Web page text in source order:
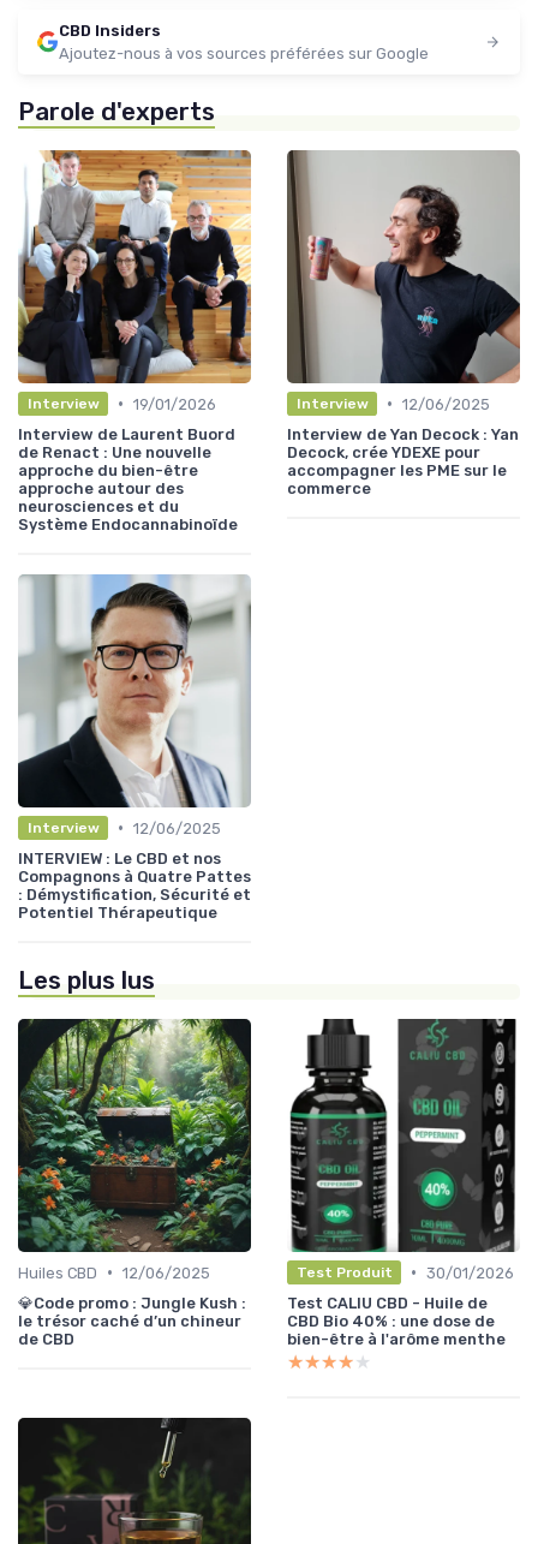
CBD Insiders
Ajoutez-nous à vos sources préférées sur Google
Parole d'experts
Interview • 19/01/2026
Interview de Laurent Buord
de Renact : Une nouvelle
approche du bien-être
approche autour des
neurosciences et du
Système Endocannabinoïde
Interview • 12/06/2025
Interview de Yan Decock : Yan
Decock, crée YDEXE pour
accompagner les PME sur le
commerce
Interview • 12/06/2025
INTERVIEW : Le CBD et nos
Compagnons à Quatre Pattes
: Démystification, Sécurité et
Potentiel Thérapeutique
Les plus lus
Huiles CBD • 12/06/2025
💎Code promo : Jungle Kush :
le trésor caché d’un chineur
de CBD
Test Produit • 30/01/2026
Test CALIU CBD - Huile de
CBD Bio 40% : une dose de
bien-être à l'arôme menthe
★★★★★
★★★★★